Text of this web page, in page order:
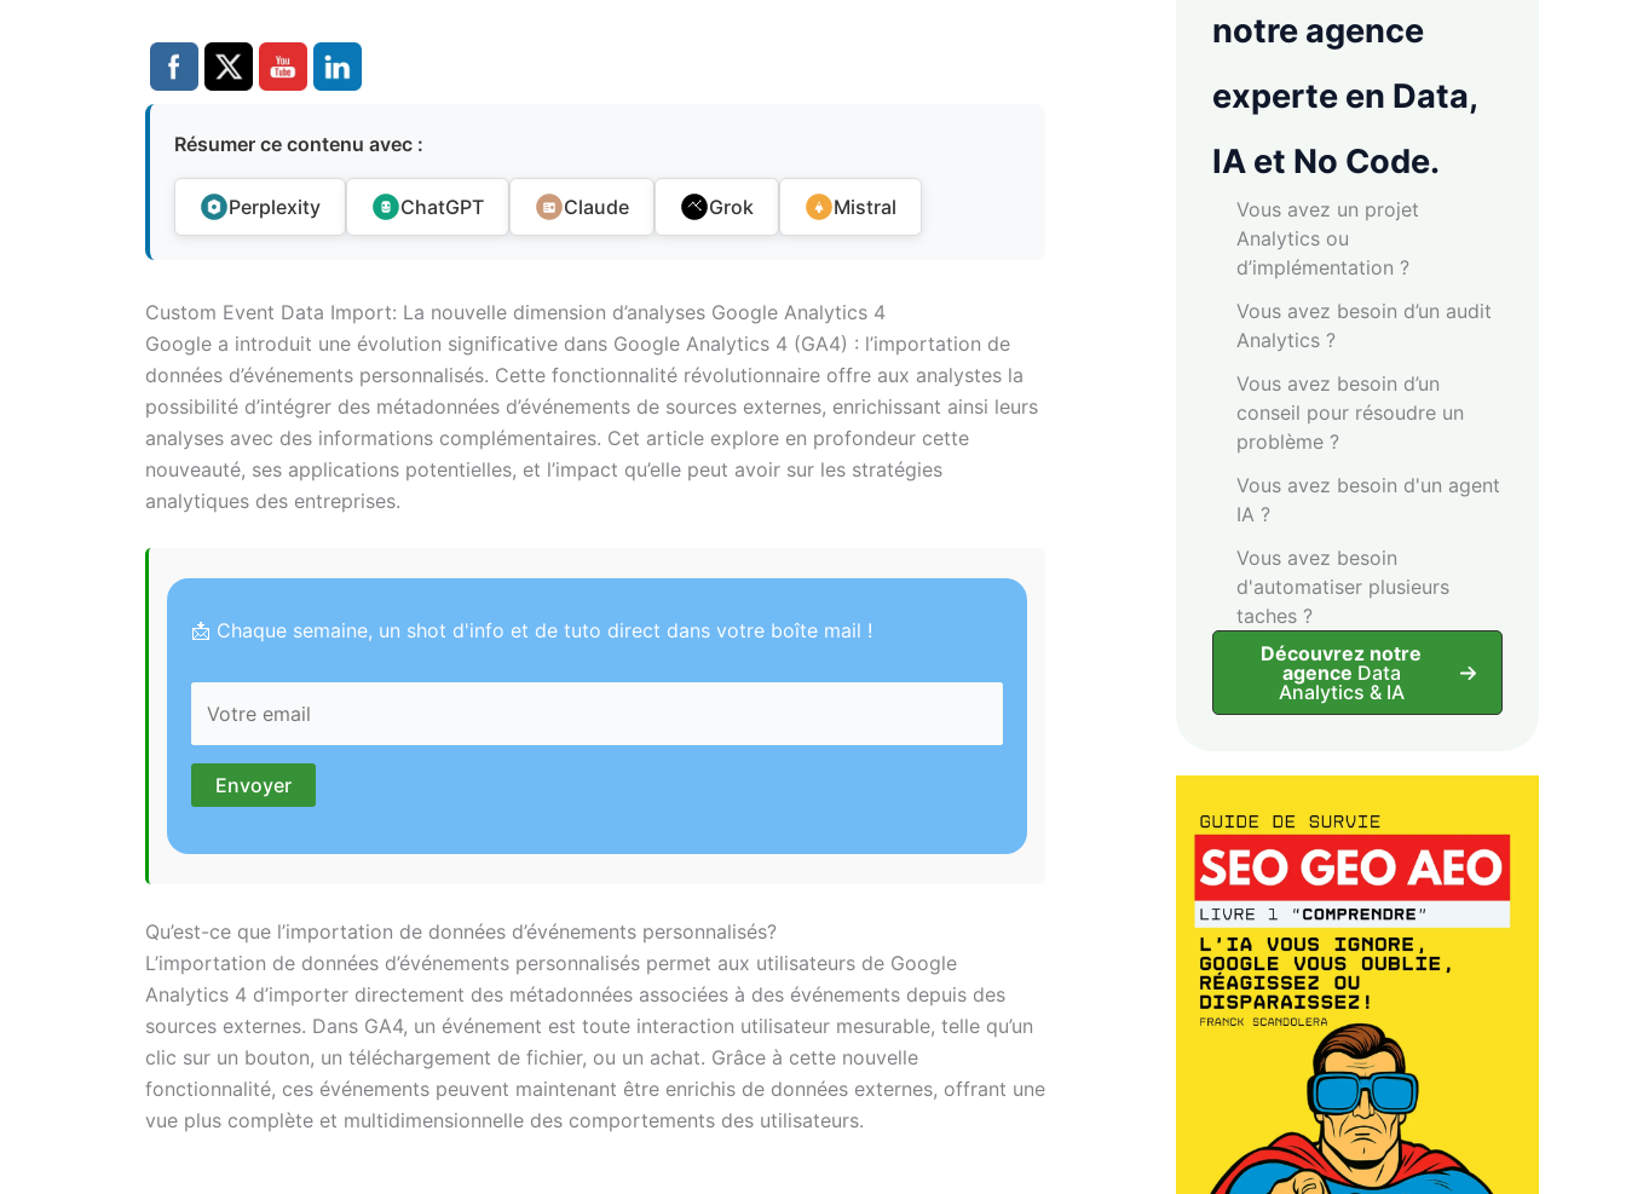
Résumer ce contenu avec :
Perplexity ChatGPT Claude Grok Mistral
Custom Event Data Import: La nouvelle dimension d’analyses Google Analytics 4
Google a introduit une évolution significative dans Google Analytics 4 (GA4) : l’importation de
données d’événements personnalisés. Cette fonctionnalité révolutionnaire offre aux analystes la
possibilité d’intégrer des métadonnées d’événements de sources externes, enrichissant ainsi leurs
analyses avec des informations complémentaires. Cet article explore en profondeur cette
nouveauté, ses applications potentielles, et l’impact qu’elle peut avoir sur les stratégies
analytiques des entreprises.
📩 Chaque semaine, un shot d'info et de tuto direct dans votre boîte mail !
Qu’est-ce que l’importation de données d’événements personnalisés?
L’importation de données d’événements personnalisés permet aux utilisateurs de Google
Analytics 4 d’importer directement des métadonnées associées à des événements depuis des
sources externes. Dans GA4, un événement est toute interaction utilisateur mesurable, telle qu’un
clic sur un bouton, un téléchargement de fichier, ou un achat. Grâce à cette nouvelle
fonctionnalité, ces événements peuvent maintenant être enrichis de données externes, offrant une
vue plus complète et multidimensionnelle des comportements des utilisateurs.
notre agence
experte en Data,
IA et No Code.
Vous avez un projet
Analytics ou
d’implémentation ?
Vous avez besoin d’un audit
Analytics ?
Vous avez besoin d’un
conseil pour résoudre un
problème ?
Vous avez besoin d'un agent
IA ?
Vous avez besoin
d'automatiser plusieurs
taches ?
Découvrez notre
agence Data
Analytics & IA